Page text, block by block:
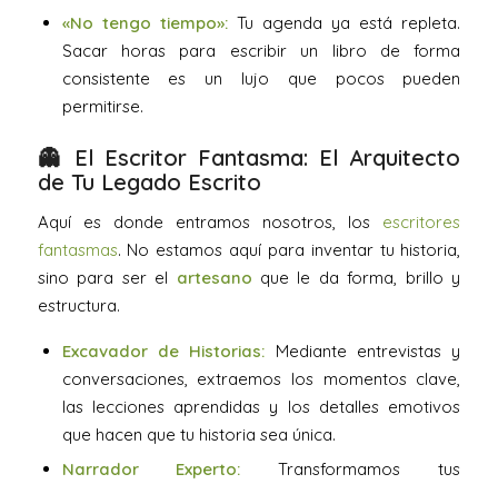
«No tengo tiempo»:Tu agenda ya está repleta.
Sacar horas para escribir un libro de forma
consistente es un lujo que pocos pueden
permitirse.
👻 El Escritor Fantasma: El Arquitecto
de Tu Legado Escrito
Aquí es donde entramos nosotros, los escritores
fantasmas. No estamos aquí para inventar tu historia,
sino para ser el artesano que le da forma, brillo y
estructura.
Excavador de Historias: Mediante entrevistas y
conversaciones, extraemos los momentos clave,
las lecciones aprendidas y los detalles emotivos
que hacen que tu historia sea única.
Narrador Experto: Transformamos tus